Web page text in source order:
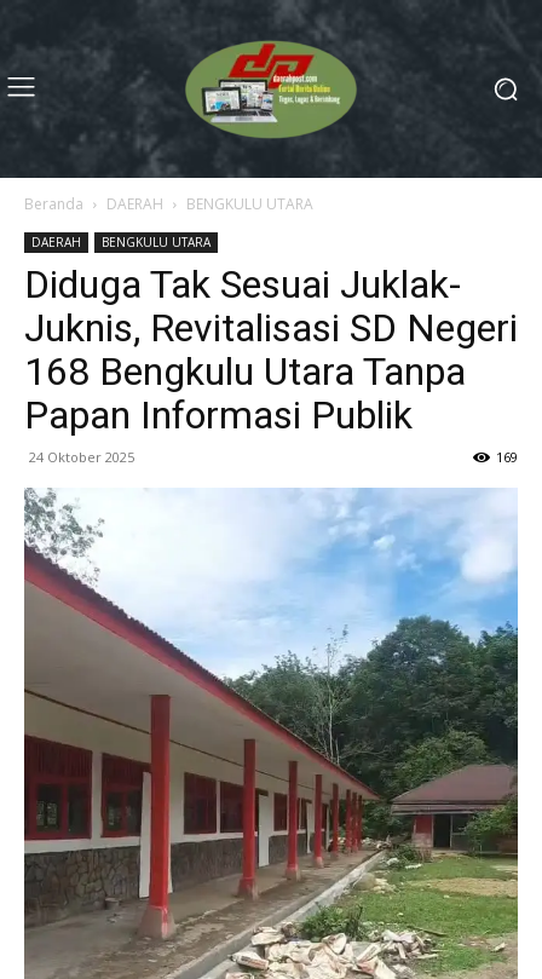
Beranda DAERAH BENGKULU UTARA
DAERAH BENGKULU UTARA
Diduga Tak Sesuai Juklak-
Juknis, Revitalisasi SD Negeri
168 Bengkulu Utara Tanpa
Papan Informasi Publik
24 Oktober 2025 169